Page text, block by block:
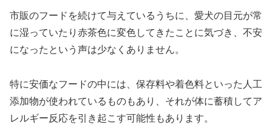
市販のフードを続けて与えているうちに、愛犬の目元が常
に湿っていたり赤茶色に変色してきたことに気づき、不安
になったという声は少なくありません。
特に安価なフードの中には、保存料や着色料といった人工
添加物が使われているものもあり、それが体に蓄積してア
レルギー反応を引き起こす可能性もあります。